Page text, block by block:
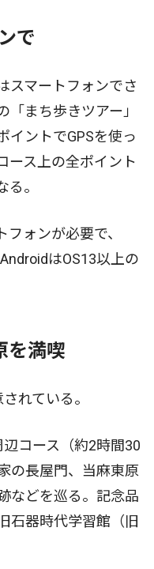
で
スマートフォンでさ
まち歩きツアー」
イントでGPSを使っ
ース上の全ポイント
。
ォンが必要で、
はOS13以上の
を満喫
れている。
コース（約2時間30
の長屋門、当麻東原
などを巡る。記念品
石器時代学習館（旧